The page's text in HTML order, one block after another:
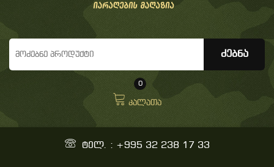
0
კალათა
ტელ. : +995 32 238 17 33